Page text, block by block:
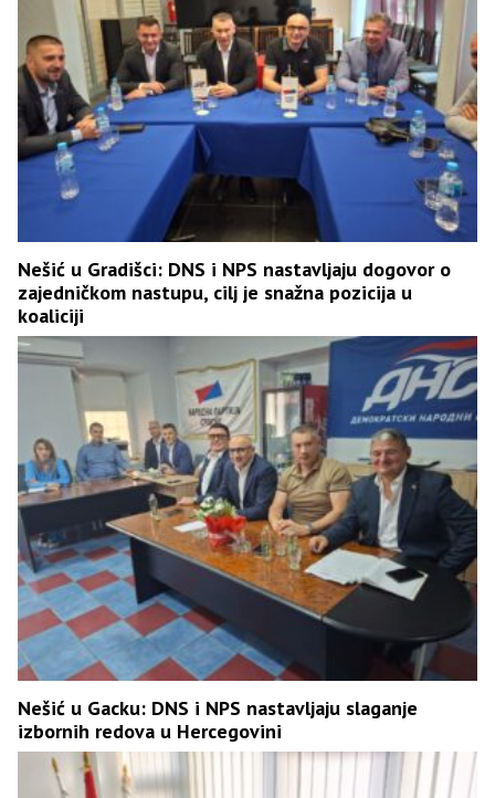
Nešić u Gradišci: DNS i NPS nastavljaju dogovor o
zajedničkom nastupu, cilj je snažna pozicija u
koaliciji
Nešić u Gacku: DNS i NPS nastavljaju slaganje
izbornih redova u Hercegovini